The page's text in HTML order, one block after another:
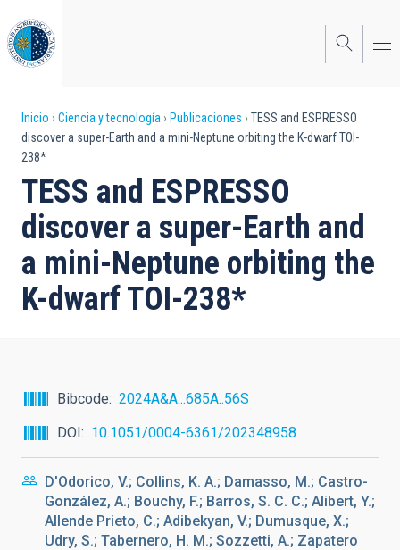
al
contenido
principal
Sobrescribir
enlaces
de
ayuda
a
la
navegación
Inicio Ciencia y tecnología Publicaciones
TESS and ESPRESSO
discover a super-Earth and a mini-Neptune orbiting the K-dwarf TOI-
238*
TESS and ESPRESSO
discover a super-Earth and
a mini-Neptune orbiting the
K-dwarf TOI-238*
Bibcode
2024A&A...685A..56S
DOI
10.1051/0004-6361/202348958
D'Odorico, V.; Collins, K. A.; Damasso, M.; Castro-
González, A.; Bouchy, F.; Barros, S. C. C.; Alibert, Y.;
Allende Prieto, C.; Adibekyan, V.; Dumusque, X.;
Udry, S.; Tabernero, H. M.; Sozzetti, A.; Zapatero